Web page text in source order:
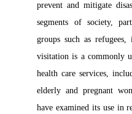
prevent and mitigate
segments of society,
groups such as
visitation is a
health care services,
elderly and pregnant
have examined its use